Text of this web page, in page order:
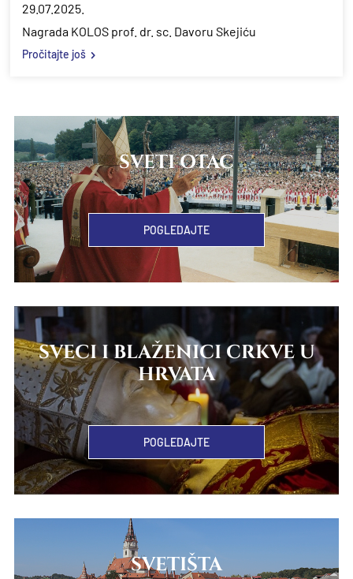
29.07.2025.
Nagrada KOLOS prof. dr. sc. Davoru Skejiću
Pročitajte još
SVETI OTAC
POGLEDAJTE
SVECI I BLAŽENICI CRKVE U
HRVATA
POGLEDAJTE
SVETIŠTA